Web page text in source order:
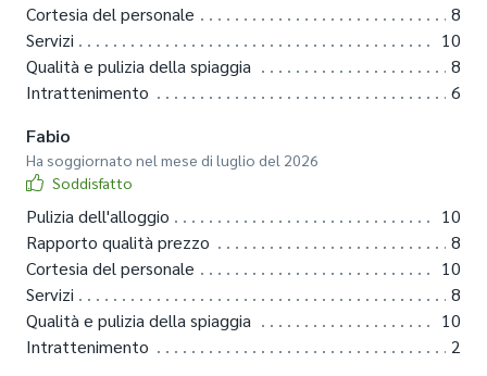
Cortesia del personale
8
Servizi
10
Qualità e pulizia della spiaggia
8
Intrattenimento
6
Fabio
Ha soggiornato nel mese di luglio del 2026
Soddisfatto
Pulizia dell'alloggio
10
Rapporto qualità prezzo
8
Cortesia del personale
10
Servizi
8
Qualità e pulizia della spiaggia
10
Intrattenimento
2